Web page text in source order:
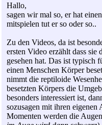
Hallo,
sagen wir mal so, er hat
mitspielen tut er so oder so..
Zu den Videos, da ist
ersten Video erzählt dass
gesehen hat. Das ist typisch
einen Menschen Körper
nimmt die reptiloide
besetzten Körpers die
besonders interessiert ist,
sozusagen mit ihren eigenen
Momenten werden die